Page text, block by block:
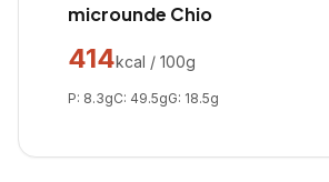
microunde Chio
414kcal / 100g
P: 8.3gC: 49.5gG: 18.5g